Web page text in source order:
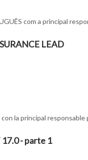
com a principal
LEAD
la principal
- parte 1